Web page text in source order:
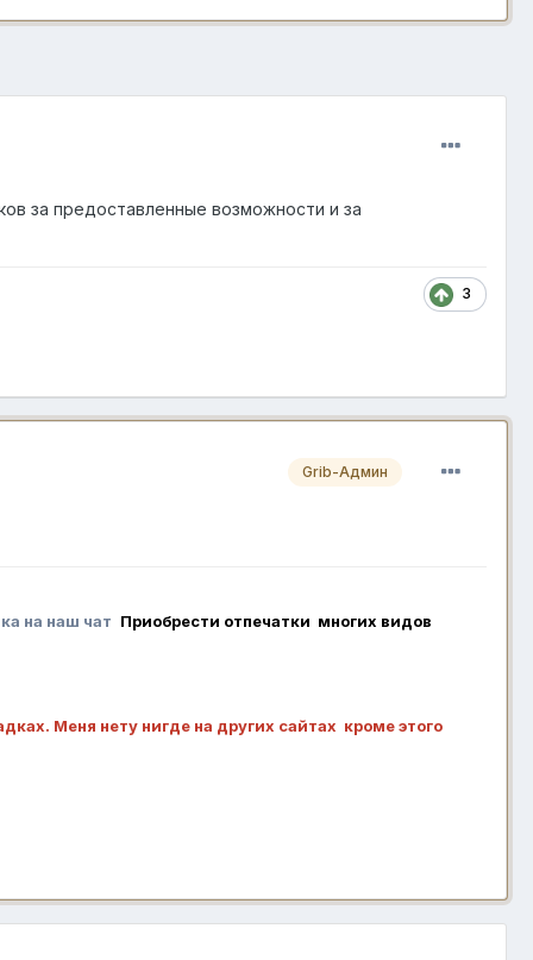
за предоставленные возможности и за
3
Grib-Админ
на наш чат Приобрести отпечатки многих видов
Меня нету нигде на других сайтах кроме этого